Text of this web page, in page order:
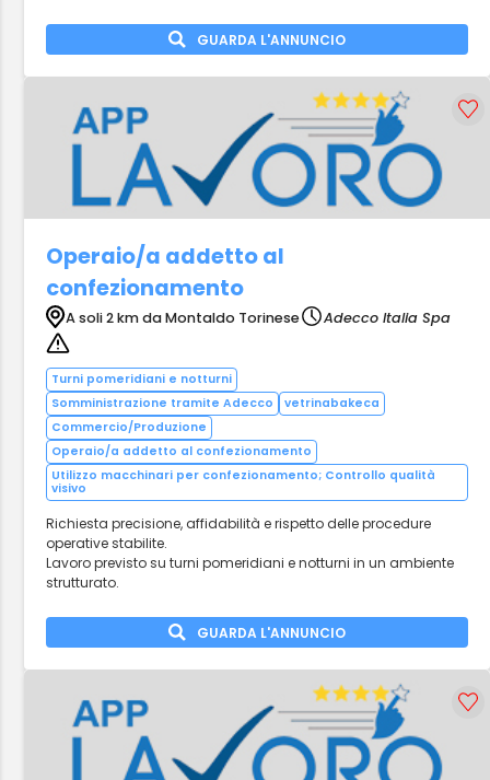
GUARDA L'ANNUNCIO
Operaio/a addetto al
confezionamento
A soli 2 km da Montaldo Torinese Adecco Italia Spa
Turni pomeridiani e notturni
Somministrazione tramite Adecco
vetrinabakeca
Commercio/Produzione
Operaio/a addetto al confezionamento
Utilizzo macchinari per confezionamento; Controllo qualità
visivo
Richiesta precisione, affidabilità e rispetto delle procedure
operative stabilite.
Lavoro previsto su turni pomeridiani e notturni in un ambiente
strutturato.
GUARDA L'ANNUNCIO